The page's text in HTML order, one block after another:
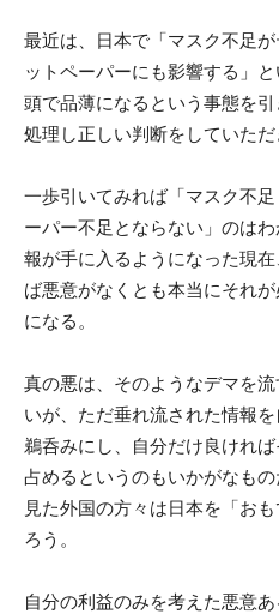
最近は、日本で「マスク不足
ットペーパーにも影響する」
頭で品薄になるという事態を
処理し正しい判断をしていただ
一歩引いてみれば「マスク不
ーパー不足とならない」のは
報が手に入るようになった現
ば悪意がなくとも本当にそれ
になる。
真の悪は、そのようなデマを
いが、ただ垂れ流された情報
鵜呑みにし、自分だけ良けれ
占めるというのもいかがなも
見た外国の方々は日本を「お
ろう。
自分の利益のみを考えた悪意